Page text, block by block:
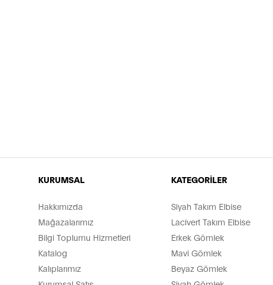
KURUMSAL
Hakkımızda
Mağazalarımız
Bilgi Toplumu Hizmetleri
Katalog
Kalıplarımız
KATEGORİLER
Siyah Takım Elbise
Lacivert Takım Elbise
Erkek Gömlek
Mavi Gömlek
Beyaz Gömlek